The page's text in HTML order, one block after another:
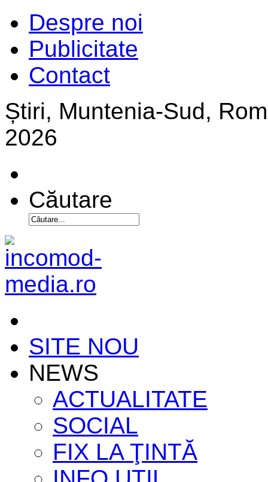
Despre noi
Publicitate
Contact
Știri, Muntenia-Sud,
2026
Căutare
SITE NOU
NEWS
ACTUALITATE
SOCIAL
FIX LA ŢINTĂ